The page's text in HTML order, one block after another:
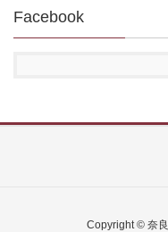
Facebook
Copyright © 奈